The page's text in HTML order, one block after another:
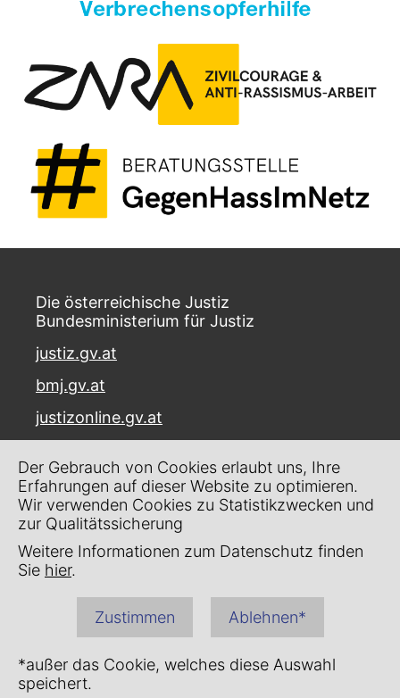
Die österreichische Justiz
Bundesministerium für Justiz
justiz.gv.at
bmj.gv.at
justizonline.gv.at
Museumstraße 7
1070 Wien
Kontakt
Impressum
Barrierefreiheit
Der Gebrauch von Cookies erlaubt uns, Ihre
Erfahrungen auf dieser Website zu optimieren.
Wir verwenden Cookies zu Statistikzwecken und
zur Qualitätssicherung
Weitere Informationen zum Datenschutz finden
Sie hier.
Zustimmen Ablehnen*
*außer das Cookie, welches diese Auswahl
speichert.